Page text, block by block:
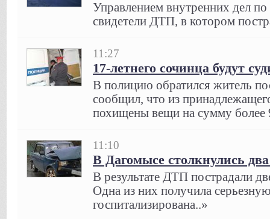
Управлением внутренних дел
свидетели ДТП, в котором
11:27
17-летнего сочинца будут
В полицию обратился житель
сообщил, что из
похищены вещи на сумму более
11:10
В Дагомысе столкнулись
В результате ДТП пострадали
Одна из них получила
госпитализирована..»